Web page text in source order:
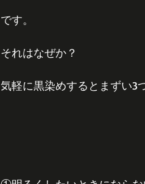
です。
それはなぜか？
気軽に黒染めするとまずい3